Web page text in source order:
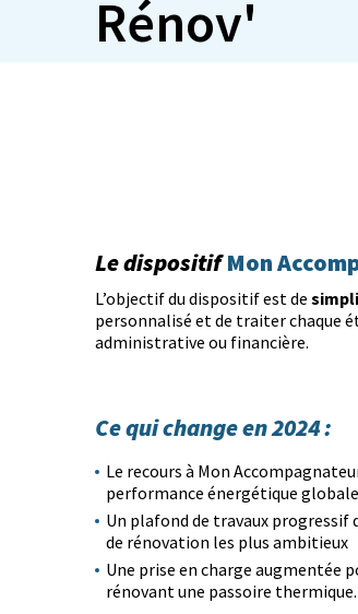
Rénov'
Le dispositifMon
L’objectif du dispositif est de
personnalisé et de traiter chaque
administrative ou financière.
Ce qui change en 2024 :
Le recours à Mon
performance énergétique
Un plafond de travaux progressif
de rénovation les plus ambitieux
Une prise en charge augmentée
rénovant une passoire thermique.